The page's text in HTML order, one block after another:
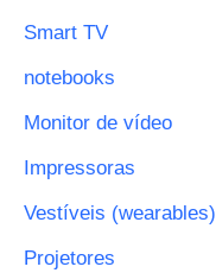
Smart TV
notebooks
Monitor de vídeo
Impressoras
Vestíveis (wearables)
Projetores